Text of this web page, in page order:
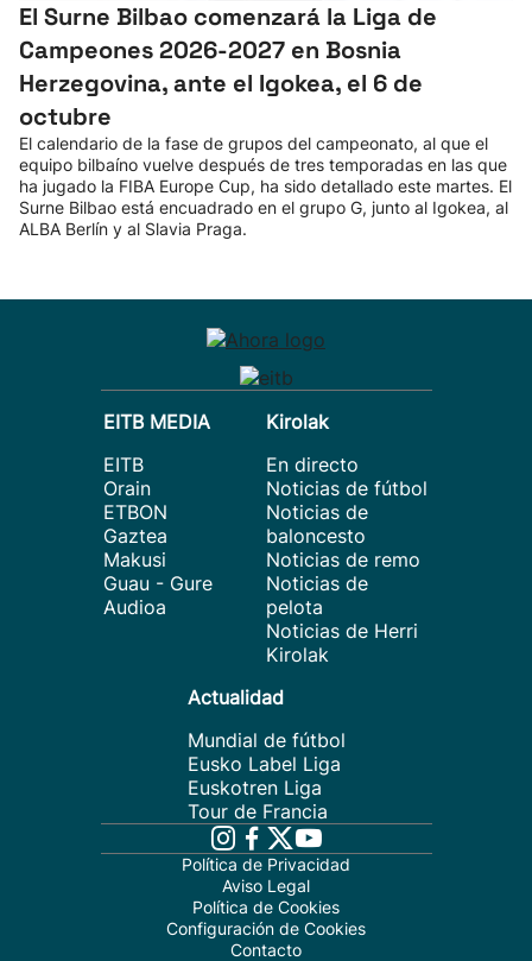
El Surne Bilbao comenzará la Liga de
Campeones 2026-2027 en Bosnia
Herzegovina, ante el Igokea, el 6 de
octubre
El calendario de la fase de grupos del campeonato, al que el
equipo bilbaíno vuelve después de tres temporadas en las que
ha jugado la FIBA Europe Cup, ha sido detallado este martes. El
Surne Bilbao está encuadrado en el grupo G, junto al Igokea, al
ALBA Berlín y al Slavia Praga.
EITB MEDIA
EITB
Orain
ETBON
Gaztea
Makusi
Guau - Gure
Audioa
Kirolak
En directo
Noticias de fútbol
Noticias de
baloncesto
Noticias de remo
Noticias de
pelota
Noticias de Herri
Kirolak
Actualidad
Mundial de fútbol
Eusko Label Liga
Euskotren Liga
Tour de Francia
Política de Privacidad
Aviso Legal
Política de Cookies
Configuración de Cookies
Contacto